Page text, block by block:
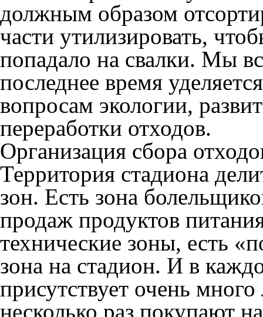
должным образом
части утилизировать,
попадало на свалки. Мы
последнее время
вопросам экологии,
переработки отходов.
Организация сбора
Территория стадиона
зон. Есть зона
продаж продуктов
технические зоны, есть
зона на стадион. И в
присутствует очень
несколько раз покупают